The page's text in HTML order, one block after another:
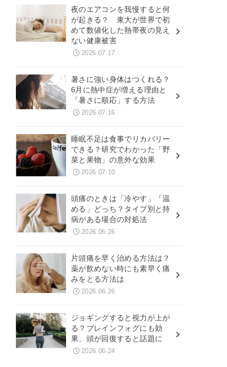
夜のエアコンを我慢すると何
が起きる？ 東大が世界で初
めて数値化した熱帯夜の見え
ない健康被害
2026.07.17
暑さに強い身体はつくれる？
6月に熱中症が増える理由と
「暑さに順応」する方法
2026.07.16
睡眠不足は食事でリカバリー
できる？研究でわかった「野
菜と果物」の意外な効果
2026.07.10
頭痛のときは「冷やす」「温
める」どっち？タイプ別と持
病がある場合の対処法
2026.06.26
片頭痛を早く治める方法は？
薬が飲めない時にも素早く痛
みをとる方法は
2026.06.26
ジョギングすると視力が上が
る？ブレインフォグにも効
果、頭が回復すると話題に
2026.06.24